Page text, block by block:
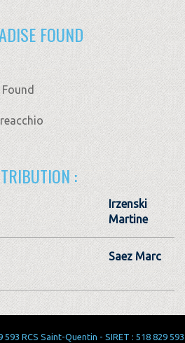
FOUND
:
Irzenski
Martine
Saez Marc
RCS Saint-Quentin - SIRET : 518 829 593